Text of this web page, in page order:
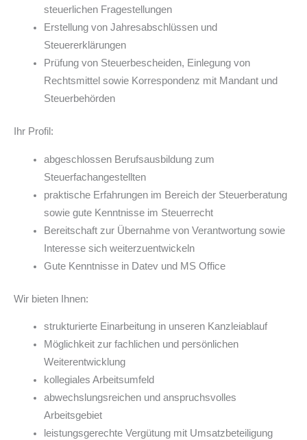
steuerlichen Fragestellungen
Erstellung von Jahresabschlüssen und
Steuererklärungen
Prüfung von Steuerbescheiden, Einlegung von
Rechtsmittel sowie Korrespondenz mit Mandant und
Steuerbehörden
Ihr Profil:
abgeschlossen Berufsausbildung zum
Steuerfachangestellten
praktische Erfahrungen im Bereich der Steuerberatung
sowie gute Kenntnisse im Steuerrecht
Bereitschaft zur Übernahme von Verantwortung sowie
Interesse sich weiterzuentwickeln
Gute Kenntnisse in Datev und MS Office
Wir bieten Ihnen:
strukturierte Einarbeitung in unseren Kanzleiablauf
Möglichkeit zur fachlichen und persönlichen
Weiterentwicklung
kollegiales Arbeitsumfeld
abwechslungsreichen und anspruchsvolles
Arbeitsgebiet
leistungsgerechte Vergütung mit Umsatzbeteiligung